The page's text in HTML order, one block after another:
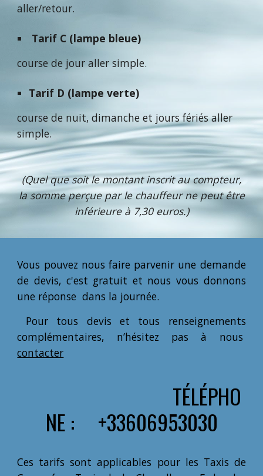
aller/retour.
Tarif C (lampe bleue)
course de jour aller simple.
Tarif D (lampe verte)
course de nuit, dimanche et jours fériés aller
simple.
(Quel que soit le montant inscrit au compteur,
la somme perçue par le chauffeur ne peut être
inférieure à 7,30 euros.)
Vous pouvez nous faire parvenir une demande
de devis, c'est gratuit et nous vous donnons
une réponse dans la journée.
Pour tous devis et tous renseignements
complémentaires, n’hésitez pas à nous
contacter
TÉLÉPHO
NE : +33606953030
Ces tarifs sont applicables pour les Taxis de